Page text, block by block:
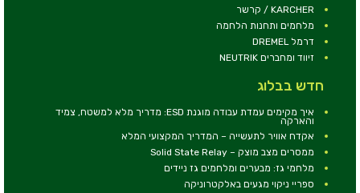
KARCHER / קרשר
מלחמים ותחנות הלחמה
דרמל DREMEL
זיווד ומחברים NEUTRIK
חדש בבלוג
איך מקימים עמדת עבודה מוגנת ESD: מדריך מלא למשטח, צמיד
והארקה
אקדח אוויר לתעשייה – המדריך המקצועי המלא
ממסרים מצב מוצק – Solid State Relay
מלחמי גז: מבערים ומלחמים גז ניידים
ספריי ניקוי מגעים באלקטרוניקה